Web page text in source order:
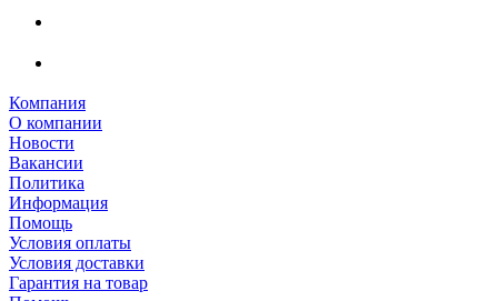
Компания
О компании
Новости
Вакансии
Политика
Информация
Помощь
Условия оплаты
Условия доставки
Гарантия на товар